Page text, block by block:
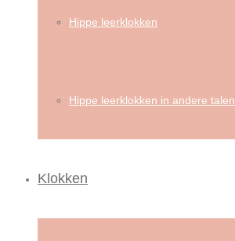
Hippe leerklokken
Hippe leerklokken in andere talen
Klokken